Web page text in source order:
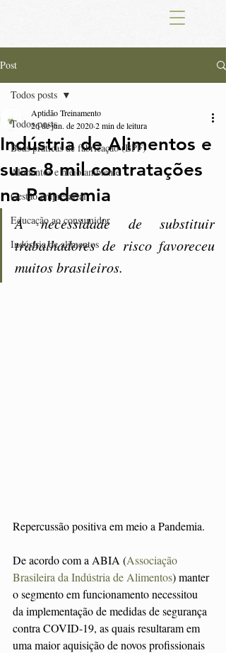
Post
Todos posts
Boas práticas de fabricação (BPF)
Alimentos e meio ambiente
Gestão empresarial
Educação ao consumidor
Indústria de alimentos
Todos posts
Indústria de Alimentos e
suas 8 mil contratações
na Pandemia
Aptidão Treinamento
26 de jun. de 20202 min de leitura
A necessidade de substituir
trabalhadores de risco favoreceu
muitos brasileiros.
Repercussão positiva em meio a Pandemia.
De acordo com a ABIA (Associação
Brasileira da Indústria de Alimentos) manter
o segmento em funcionamento necessitou
da implementação de medidas de segurança
contra COVID-19, as quais resultaram em
uma maior aquisição de novos profissionais